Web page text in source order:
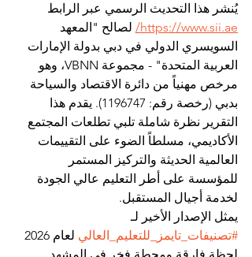
يُنشر هذا التحديث الرسمي عبر الرابط
https://www.sii.ae/
لصالح "المعهد
السويسري الدولي في دبي بدولة الإمارات
العربية المتحدة" - مجموعة VBNN، وهو
مرخص مهنياً من دائرة الاقتصاد والسياحة
بدبي (رخصة رقم: 1196747). يقدم هذا
التقرير نظرة شاملة تلبي تطلعات المجتمع
الأكاديمي، مسلطاً الضوء على التقييمات
العالمية الحديثة والتركيز المستمر
للمؤسسة على أطر التعليم عالي الجودة
لخدمة أجيال المستقبل.
يمثل الإصدار الأخير لـ
#تصنيفات_تايمز_للتعليم_العالي